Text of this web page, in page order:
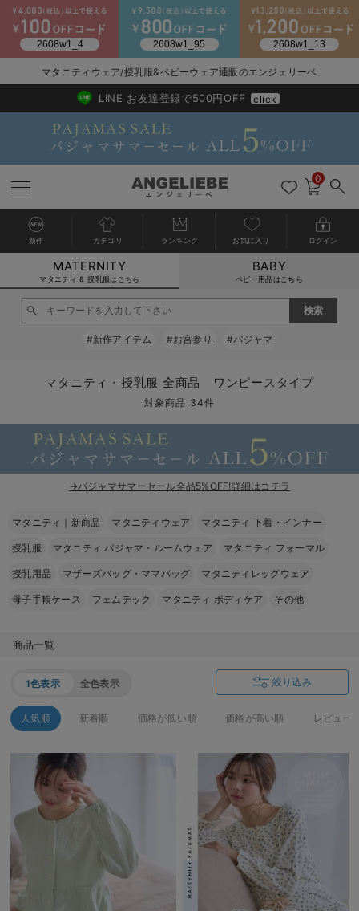
マタニティウェア全て
マタニティ ワンピース
マタニティ トップス
マタニティ アウター（コート）・ママコート
マタニティ 下着・インナー全て
授乳ブラ・マタニティブラ（マタニティインナー・産後用品）
マタニティ 授乳 キャミソール
産褥ショーツ
マタニティ 腹巻き
授乳服全て
マタニティ フォーマル全て
マタニティ スーツ
マタニティ ドレス（結婚式・お呼ばれ）
マタニティ フォーマル パンツ・ボトムス
授乳用品全て
妊婦用 抱き枕・授乳クッション
マタニティレッグウェア全て
マタニティストッキング・タイツ
マタニティ ボディケア全て
アウトレット全て
【アウトレット】ワンピース
【アウトレット】パジャマ
【アウトレット】インナー
特集全て
コットン素材
冷房対策
ブラトップ
親子セット
erbaviva（エルバビーバ）
安心の日本製。先輩ママが買ってよかった！本当に必要な出産準備品
ハレの日に着るANGELIEBEのセレモニー
買って正解！高評価レビューアイテム
冬に可愛いニットがお得！
親子コーデ｜ママとベビーにおすすめ！
再入荷全て
再入荷｜インナー
戻る
送料無料アイテム全て
ワンピース
パジャマ
戻る
ブラキャミ おまとめ
戻る
【37周年祭セール】
【37周年祭セール】
戻る
気温差別オススメア
【15℃】3月下旬～
戻る
動きやすく着回しで
戻る
強撚スムース(コスパ
戻る
マタニティウェア
【おまとめ割】パジ
戻る
こだわりの履き心地
カジュアル
戻る
ジャケット派
ツィード派
戻る
出産準備応援割全て
マタニティパジャマ
戻る
【オフィスカジュア
戻る
レギンスタイプ
戻る
【フォーマル】ワン
戻る
【ベビー】長袖
戻る
ハンカチ
セット
戻る
快適ウェア10%OFF
戻る
春のマタニティワン
セットアップ・ レイ
ワーク・オフィス
戻る
Gift Selection 出産
〜3,000円（税込）
女の子におススメの
かわいくておもしろ
お部屋映えアイテム
戻る
冬の冷え対策インナ
薄くてあったか
レギンス・タイツ
戻る
入院準備の持ち物チ
入院してすぐ使うグ
戻る
冬のあったか特集全て
【冬のあったか特集
マタニティウェア/授乳服&ベビーウェア通販のエンジェリーベ
2026/NewArrival
送料495円(一部地域を除く) 7,700円以上で送料無料
LINE お友達登録で500円OFF click
0
新作 カテゴリ ランキング お気に入り ログイン
MATERNITY
マタニティ & 授乳服はこちら
BABY
ベビー用品はこちら
#新作アイテム #お宮参り #パジャマ
マタニティ・授乳服 全商品 ワンピースタイプ
対象商品 34件
→パジャマサマーセール全品5%OFF!詳細はコチラ
マタニティ｜新商品 マタニティウェア マタニティ 下着・インナー
授乳服 マタニティ パジャマ・ルームウェア マタニティ フォーマル
授乳用品 マザーズバッグ・ママバッグ マタニティレッグウェア
母子手帳ケース フェムテック マタニティ ボディケア その他
商品一覧
1色表示 全色表示 絞り込み
人気順 新着順 価格が低い順 価格が高い順 レビュー
カートに入れる
閉じる